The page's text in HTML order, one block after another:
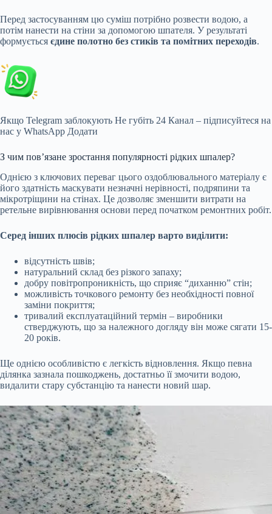
Перед застосуванням цю суміш потрібно розвести водою, а
потім нанести на стіни за допомогою шпателя. У результаті
формується єдине полотно без стиків та помітних переходів.
Якщо Telegram заблокують Не губіть 24 Канал – підписуйтеся на
нас у WhatsApp Додати
З чим пов’язане зростання популярності рідких шпалер?
Однією з ключових переваг цього оздоблювального матеріалу є
його здатність маскувати незначні нерівності, подряпини та
мікротріщини на стінах. Це дозволяє зменшити витрати на
ретельне вирівнювання основи перед початком ремонтних робіт.
Серед інших плюсів рідких шпалер варто виділити:
відсутність швів;
натуральний склад без різкого запаху;
добру повітропроникність, що сприяє “диханню” стін;
можливість точкового ремонту без необхідності повної
заміни покриття;
тривалий експлуатаційний термін – виробники
стверджують, що за належного догляду він може сягати 15-
20 років.
Ще однією особливістю є легкість відновлення. Якщо певна
ділянка зазнала пошкоджень, достатньо її змочити водою,
видалити стару субстанцію та нанести новий шар.